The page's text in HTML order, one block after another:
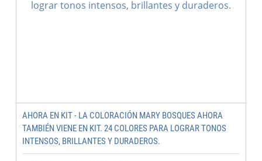
AHORA EN KIT - LA COLORACIÓN MARY BOSQUES AHORA
TAMBIÉN VIENE EN KIT. 24 COLORES PARA LOGRAR TONOS
INTENSOS, BRILLANTES Y DURADEROS.